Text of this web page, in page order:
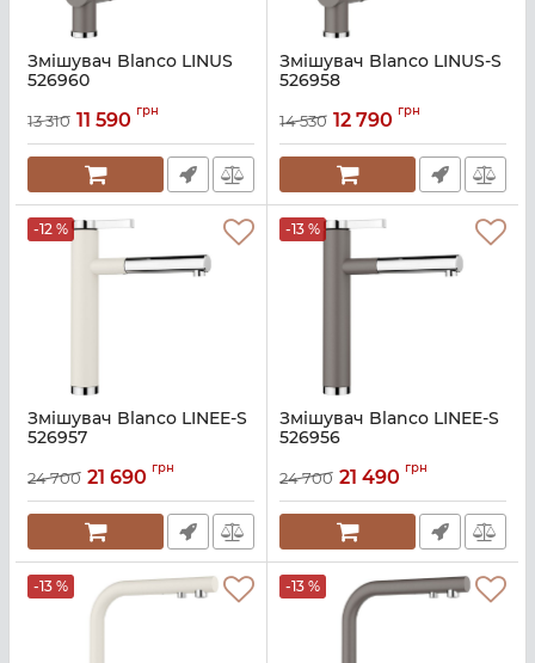
Змішувач Blanco LINUS
526960
13 310 11 590 грн
Змішувач Blanco LINUS-S
526958
14 530 12 790 грн
-12 %
Змішувач Blanco LINEE-S
526957
24 700 21 690 грн
-13 %
Змішувач Blanco LINEE-S
526956
24 700 21 490 грн
-13 % -13 %